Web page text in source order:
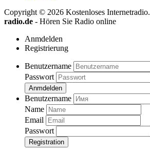
Copyright © 2026 Kostenloses Internetradio.
radio.de - Hören Sie Radio online
Anmdelden
Registrierung
Benutzername
Passwort
Anmdelden
Benutzername
Name
Email
Passwort
Registration